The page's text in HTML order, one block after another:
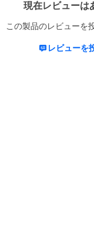
現在レビューは
この製品のレビューを
レビューを